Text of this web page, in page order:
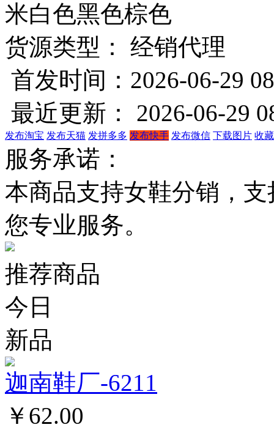
米白色黑色棕色
货源类型： 经销代理
首发时间：2026-06-29
最近更新： 2026-06-29
发布淘宝 发布天猫 发拼多多 发布快手 发布微信 下载图片 收
服务承诺：
本商品支持女鞋分销，
您专业服务。
推荐商品
今日
新品
迦南鞋厂-6211
￥62.00